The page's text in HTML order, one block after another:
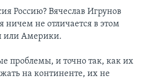
Россию? Вячеслав Игрунов
ничем не отличается в этом
или Америки.
проблемы, и точно так, как их
на континенте, их не